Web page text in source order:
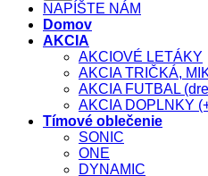
NAPÍŠTE NÁM
Domov
AKCIA
AKCIOVÉ LETÁKY
AKCIA TRIČKÁ,
AKCIA FUTBAL
AKCIA DOPLNKY
Tímové oblečenie
SONIC
ONE
DYNAMIC